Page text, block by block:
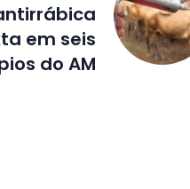
em seis
do AM